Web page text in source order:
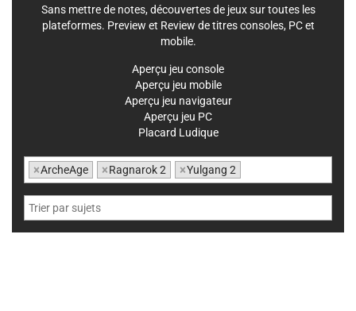
Sans mettre de notes, découvertes de jeux sur toutes les
plateformes. Preview et Review de titres consoles, PC et
mobile.
Aperçu jeu console
Aperçu jeu mobile
Aperçu jeu navigateur
Aperçu jeu PC
Placard Ludique
×ArcheAge ×Ragnarok 2 ×Yulgang 2